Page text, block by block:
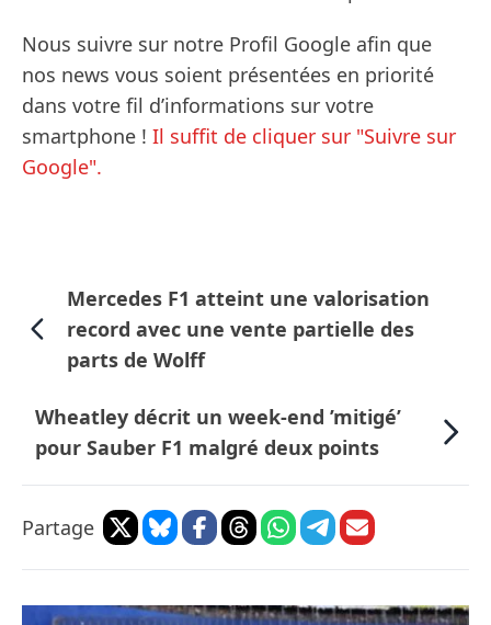
Nous suivre sur notre Profil Google afin que
nos news vous soient présentées en priorité
dans votre fil d’informations sur votre
smartphone ! Il suffit de cliquer sur "Suivre sur
Google".
Mercedes F1 atteint une valorisation
record avec une vente partielle des
parts de Wolff
Wheatley décrit un week-end ’mitigé’
pour Sauber F1 malgré deux points
Partage